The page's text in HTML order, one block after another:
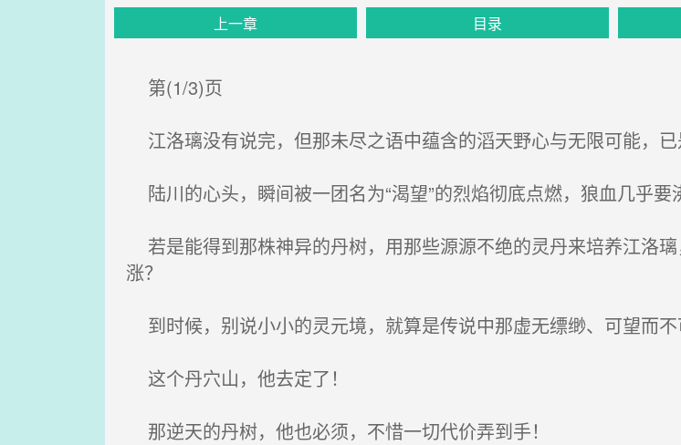
上一章 目录
第(1/3)页
江洛璃没有说完，但那未尽之语中蕴含的滔天野心与无限可能，已
陆川的心头，瞬间被一团名为“渴望”的烈焰彻底点燃，狼血几乎要
若是能得到那株神异的丹树，用那些源源不绝的灵丹来培养江洛
涨？
到时候，别说小小的灵元境，就算是传说中那虚无缥缈、可望而不
这个丹穴山，他去定了！
那逆天的丹树，他也必须，不惜一切代价弄到手！